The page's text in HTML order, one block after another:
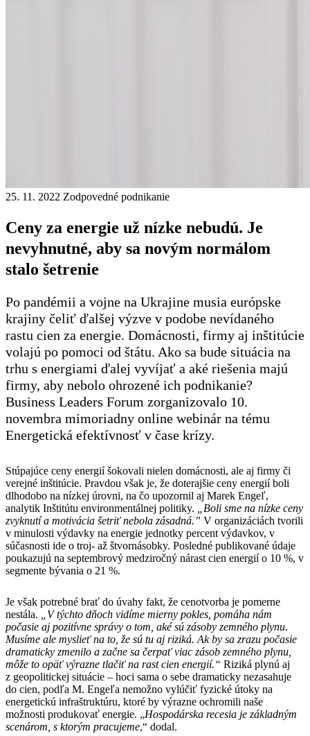
25. 11. 2022 Zodpovedné podnikanie
Ceny za energie už nízke nebudú. Je
nevyhnutné, aby sa novým normálom
stalo šetrenie
Po pandémii a vojne na Ukrajine musia európske
krajiny čeliť ďalšej výzve v podobe nevídaného
rastu cien za energie. Domácnosti, firmy aj inštitúcie
volajú po pomoci od štátu. Ako sa bude situácia na
trhu s energiami ďalej vyvíjať a aké riešenia majú
firmy, aby nebolo ohrozené ich podnikanie?
Business Leaders Forum zorganizovalo 10.
novembra mimoriadny online webinár na tému
Energetická efektívnosť v čase krízy.
Stúpajúce ceny energií šokovali nielen domácnosti, ale aj firmy či
verejné inštitúcie. Pravdou však je, že doterajšie ceny energií boli
dlhodobo na nízkej úrovni, na čo upozornil aj Marek Engeľ,
analytik Inštitútu environmentálnej politiky.
„Boli sme na nízke ceny
zvyknutí a motivácia šetriť nebola zásadná.” V organizáciách tvorili
v minulosti výdavky na energie jednotky percent výdavkov, v
súčasnosti ide o troj- až štvornásobky. Posledné publikované údaje
poukazujú na septembrový medziročný nárast cien energií o 10 %, v
segmente bývania o 21 %.
Je však potrebné brať do úvahy fakt, že cenotvorba je pomerne
nestála.
„V týchto dňoch vidíme mierny pokles, pomáha nám
počasie aj pozitívne správy o tom, aké sú zásoby zemného plynu.
Musíme ale myslieť na to, že sú tu aj riziká. Ak by sa zrazu počasie
dramaticky zmenilo a začne sa čerpať viac zásob zemného plynu,
môže to opäť výrazne tlačiť na rast cien energií.“ Riziká plynú aj
z geopolitickej situácie – hoci sama o sebe dramaticky nezasahuje
do cien, podľa M. Engeľa nemožno vylúčiť fyzické útoky na
energetickú infraštruktúru, ktoré by výrazne ochromili naše
možnosti produkovať energie. „Hospodárska recesia je základným
scenárom, s ktorým pracujeme,“ dodal.